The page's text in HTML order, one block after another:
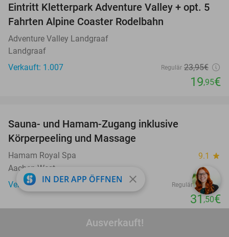
Ausverkauft!
17%
Eintritt Kletterpark Adventure Valley + opt. 5
Fahrten Alpine Coaster Rodelbahn
Adventure Valley Landgraaf
Landgraaf
Verkauft: 1.007
Regulär 23,95€
19,95€
Sauna- und Hamam-Zugang inklusive
Körperpeeling und Massage
Hamam Royal Spa 9.1 star
Aachen West
Verkauft: 123
Regulär 85€
31,50€
IN DER APP ÖFFNEN close